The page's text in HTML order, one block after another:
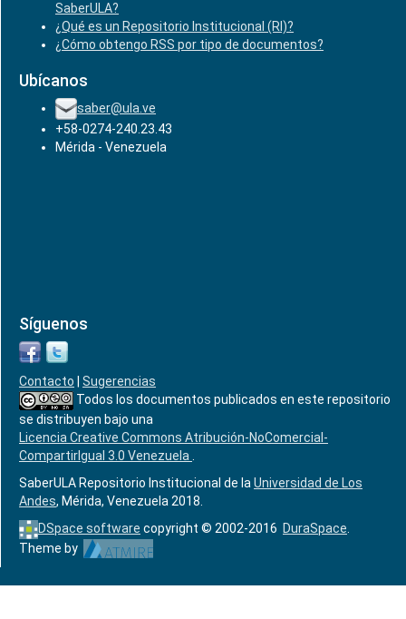
SaberULA?
¿Qué es un Repositorio Institucional (RI)?
¿Cómo obtengo RSS por tipo de documentos?
Ubícanos
saber@ula.ve
+58-0274-240.23.43
Mérida - Venezuela
Síguenos
Contacto
Sugerencias
Todos los documentos publicados en este repositorio
se distribuyen bajo una
Licencia Creative Commons Atribución-NoComercial-
CompartirIgual 3.0 Venezuela
SaberULA Repositorio Institucional de la Universidad de Los
Andes, Mérida, Venezuela 2018.
DSpace software copyright © 2002-2016 DuraSpace
Theme by